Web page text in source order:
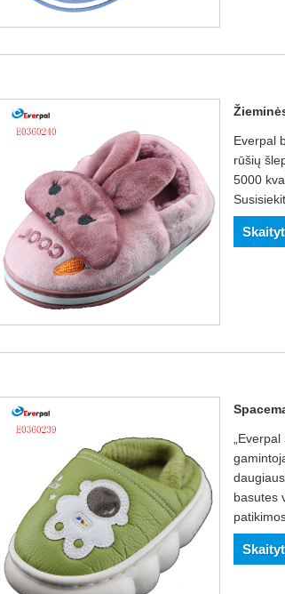
Everpal
rūšių
5000
basutes